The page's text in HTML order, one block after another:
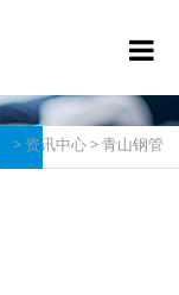
> 资讯中心 >青山钢管